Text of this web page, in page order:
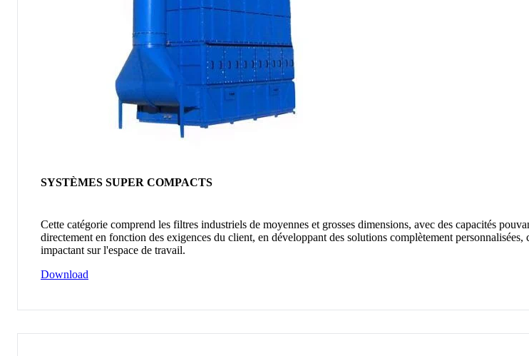
SYSTÈMES SUPER COMPACTS
Cette catégorie comprend les filtres industriels de moyennes et grosses dimensions, avec des capacités
directement en fonction des exigences du client, en développant des solutions complètement
impactant sur l'espace de travail.
Download